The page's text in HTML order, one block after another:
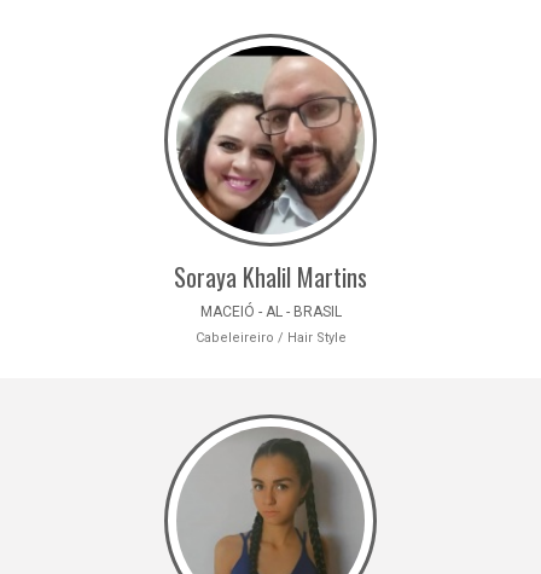
Soraya Khalil Martins
MACEIÓ - AL - BRASIL
Cabeleireiro / Hair Style